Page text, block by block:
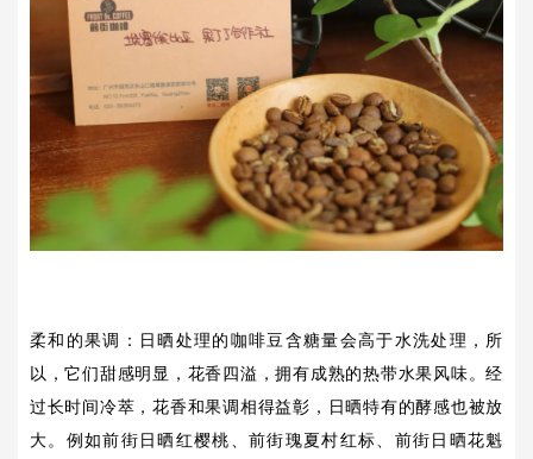
柔和的果调：日晒处理的咖啡豆含糖量会高于水洗处理，所
以，它们甜感明显，花香四溢，拥有成熟的热带水果风味。经
过长时间冷萃，花香和果调相得益彰，日晒特有的酵感也被放
大。例如前街日晒红樱桃、前街瑰夏村红标、前街日晒花魁